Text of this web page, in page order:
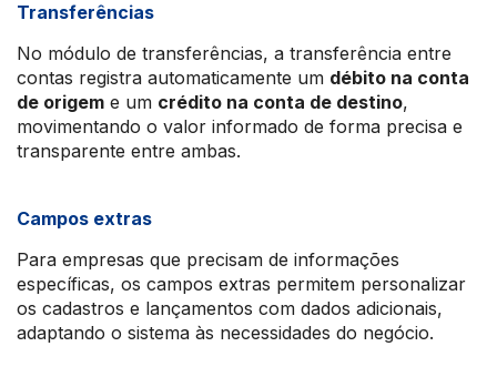
Transferências
No módulo de transferências, a transferência entre
contas registra automaticamente um débito na conta
de origem e um crédito na conta de destino,
movimentando o valor informado de forma precisa e
transparente entre ambas.
Campos extras
Para empresas que precisam de informações
específicas, os campos extras permitem personalizar
os cadastros e lançamentos com dados adicionais,
adaptando o sistema às necessidades do negócio.